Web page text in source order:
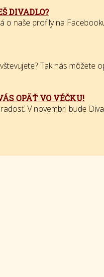
DIVADLO?
naše profily na
Tak nás môžete
OPÄŤ VO VÉČKU!
V novembri bude